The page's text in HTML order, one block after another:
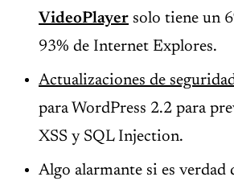
VideoPlayer solo tiene un
93% de Internet Explores.
Actualizaciones de
para WordPress 2.2 para
XSS y SQL Injection.
Algo alarmante si es verdad